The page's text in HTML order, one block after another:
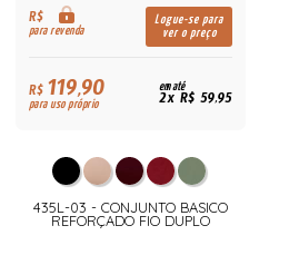
R$
para revenda
Logue-se para
ver o preço
R$119,90
para uso próprio
em até
2x R$ 59,95
435L-03 - CONJUNTO BASICO
REFORÇADO FIO DUPLO